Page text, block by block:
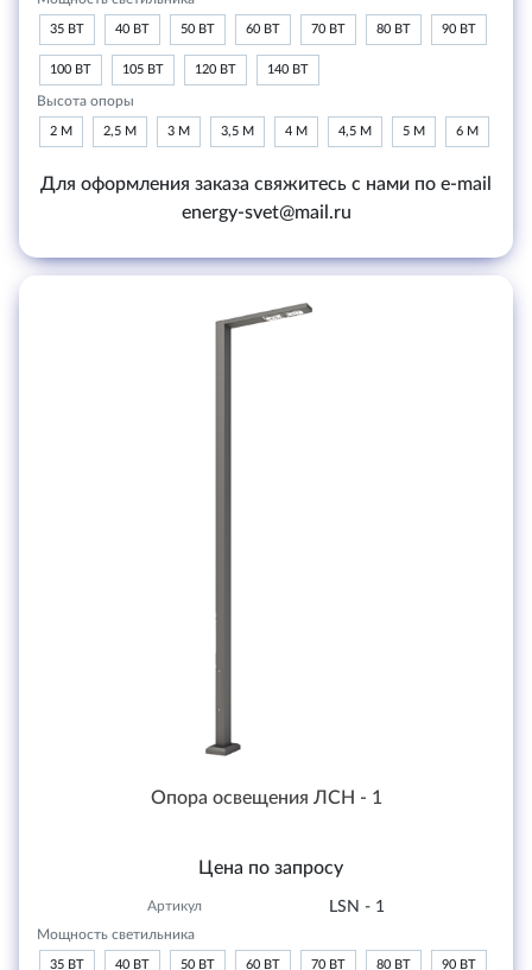
35 ВТ 40 ВТ 50 ВТ 60 ВТ 70 ВТ 80 ВТ 90 ВТ
100 ВТ 105 ВТ 120 ВТ 140 ВТ
Высота опоры
2 М 2,5 М 3 М 3,5 М 4 М 4,5 М 5 М 6 М
Для оформления заказа свяжитесь с нами по e-mail
energy-svet@mail.ru
Опора освещения ЛСН - 1
Цена по запросу
Артикул LSN - 1
Мощность светильника
35 ВТ 40 ВТ 50 ВТ 60 ВТ 70 ВТ 80 ВТ 90 ВТ